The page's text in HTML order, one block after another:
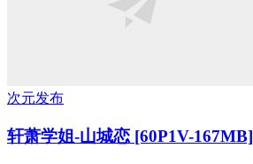
次元发布
轩萧学姐-山城恋 [60P1V-167MB]